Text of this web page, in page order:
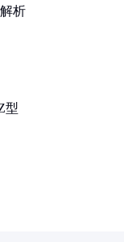
析
型